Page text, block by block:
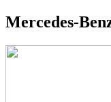
Mercedes-